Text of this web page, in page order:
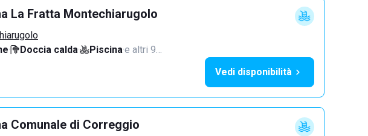
La Fratta Montechiarugolo
· Doccia calda· Piscina·e altri 9…
Vedi disponibilità
Comunale di Correggio